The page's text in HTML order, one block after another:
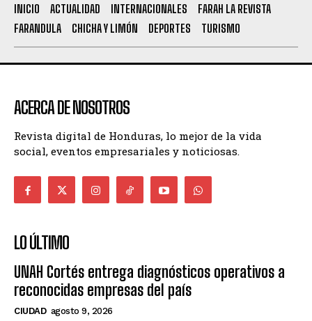
INICIO ACTUALIDAD INTERNACIONALES
FARAH LA REVISTA
FARANDULA
CHICHA Y LIMÓN DEPORTES TURISMO
ACERCA DE NOSOTROS
Revista digital de Honduras, lo mejor de la vida
social, eventos empresariales y noticiosas.
LO ÚLTIMO
UNAH Cortés entrega diagnósticos operativos a
reconocidas empresas del país
CIUDAD agosto 9, 2026